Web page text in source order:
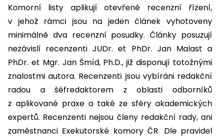
Komorní listy aplikují otevřené recenzní řízení,
v jehož rámci jsou na jeden článek vyhotoveny
minimálně dva recenzní posudky. Články posuzují
nezávislí recenzenti JUDr. et PhDr. Jan Malast a
PhDr. et Mgr. Jan Šmíd, Ph.D., již disponují totožnými
znalostmi autora. Recenzenti jsou vybíráni redakční
radou a šéfredaktorem z oblasti odborníků
z aplikované praxe a také ze sféry akademických
expertů. Recenzenti nejsou členy redakční rady, ani
zaměstnanci Exekutorské komory ČR. Dle pravidel